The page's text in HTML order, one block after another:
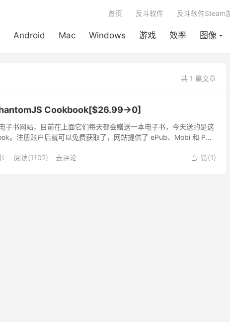
Android Mac Windows 游戏 效率 图像
首页 反斗软件 反斗软件Steam
共 1 篇文章
Cookbook[$26.99→0]
书网站，目前在上面它们每天都会赠送一本电子书，今天送的是这
。注册账户后就可以免费获取了，网站提供了 ePub、Mobi 和 PDF
 赞(1)
阅读(1102) 去评论